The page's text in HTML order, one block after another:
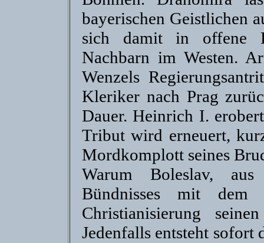
bayerischen Geistlichen
sich damit in offene
Nachbarn im Westen.
Wenzels
Kleriker nach Prag
Dauer. Heinrich I.
Tribut wird erneuert,
Mordkomplott seines
Warum Boleslav,
Bündnisses mit dem
Christianisierung
Jedenfalls entsteht sofort